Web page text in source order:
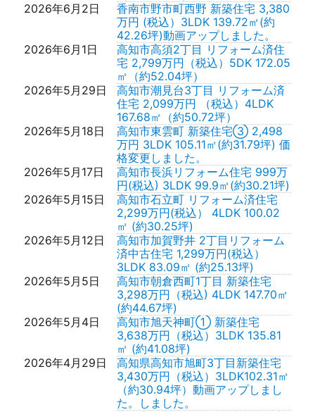
2026年6月2日
香南市野市町西野 新築住宅 3,380
万円 (税込）3LDK 139.72㎡(約
42.26坪)動画アップしました。
2026年6月1日
高知市高須2丁目 リフォーム済住
宅 2,799万円（税込）5DK 172.05
㎡（約52.04坪）
2026年5月29日
高知市潮見台3丁目 リフォーム済
住宅 2,099万円 （税込）4LDK
167.68㎡（約50.72坪）
2026年5月18日
高知市東雲町 新築住宅③ 2,498
万円 3LDK 105.11㎡(約31.79坪) 価
格変更しました。
2026年5月17日
高知市長浜リフォーム住宅 999万
円(税込) 3LDK 99.9㎡(約30.21坪)
2026年5月15日
高知市石立町 リフォーム済住宅
2,299万円(税込） 4LDK 100.02
㎡ (約30.25坪)
2026年5月12日
高知市加賀野井 2丁目リフォーム
済中古住宅 1,299万円(税込）
3LDK 83.09㎡ (約25.13坪)
2026年5月5日
高知市朝倉西町1丁目 新築住宅
3,298万円（税込) 4LDK 147.70㎡
(約44.67坪)
2026年5月4日
高知市旭天神町① 新築住宅
3,638万円（税込）3LDK 135.81
㎡ (約41.08坪)
2026年4月29日
高知県高知市旭町3丁目新築住宅
3,430万円（税込）3LDK102.31㎡
（約30.94坪）動画アップしまし
た。しました。